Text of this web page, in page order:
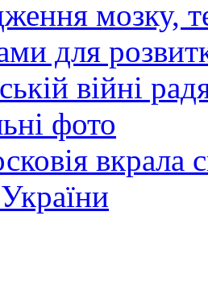
мозку,
для
війні
фото
вкрала